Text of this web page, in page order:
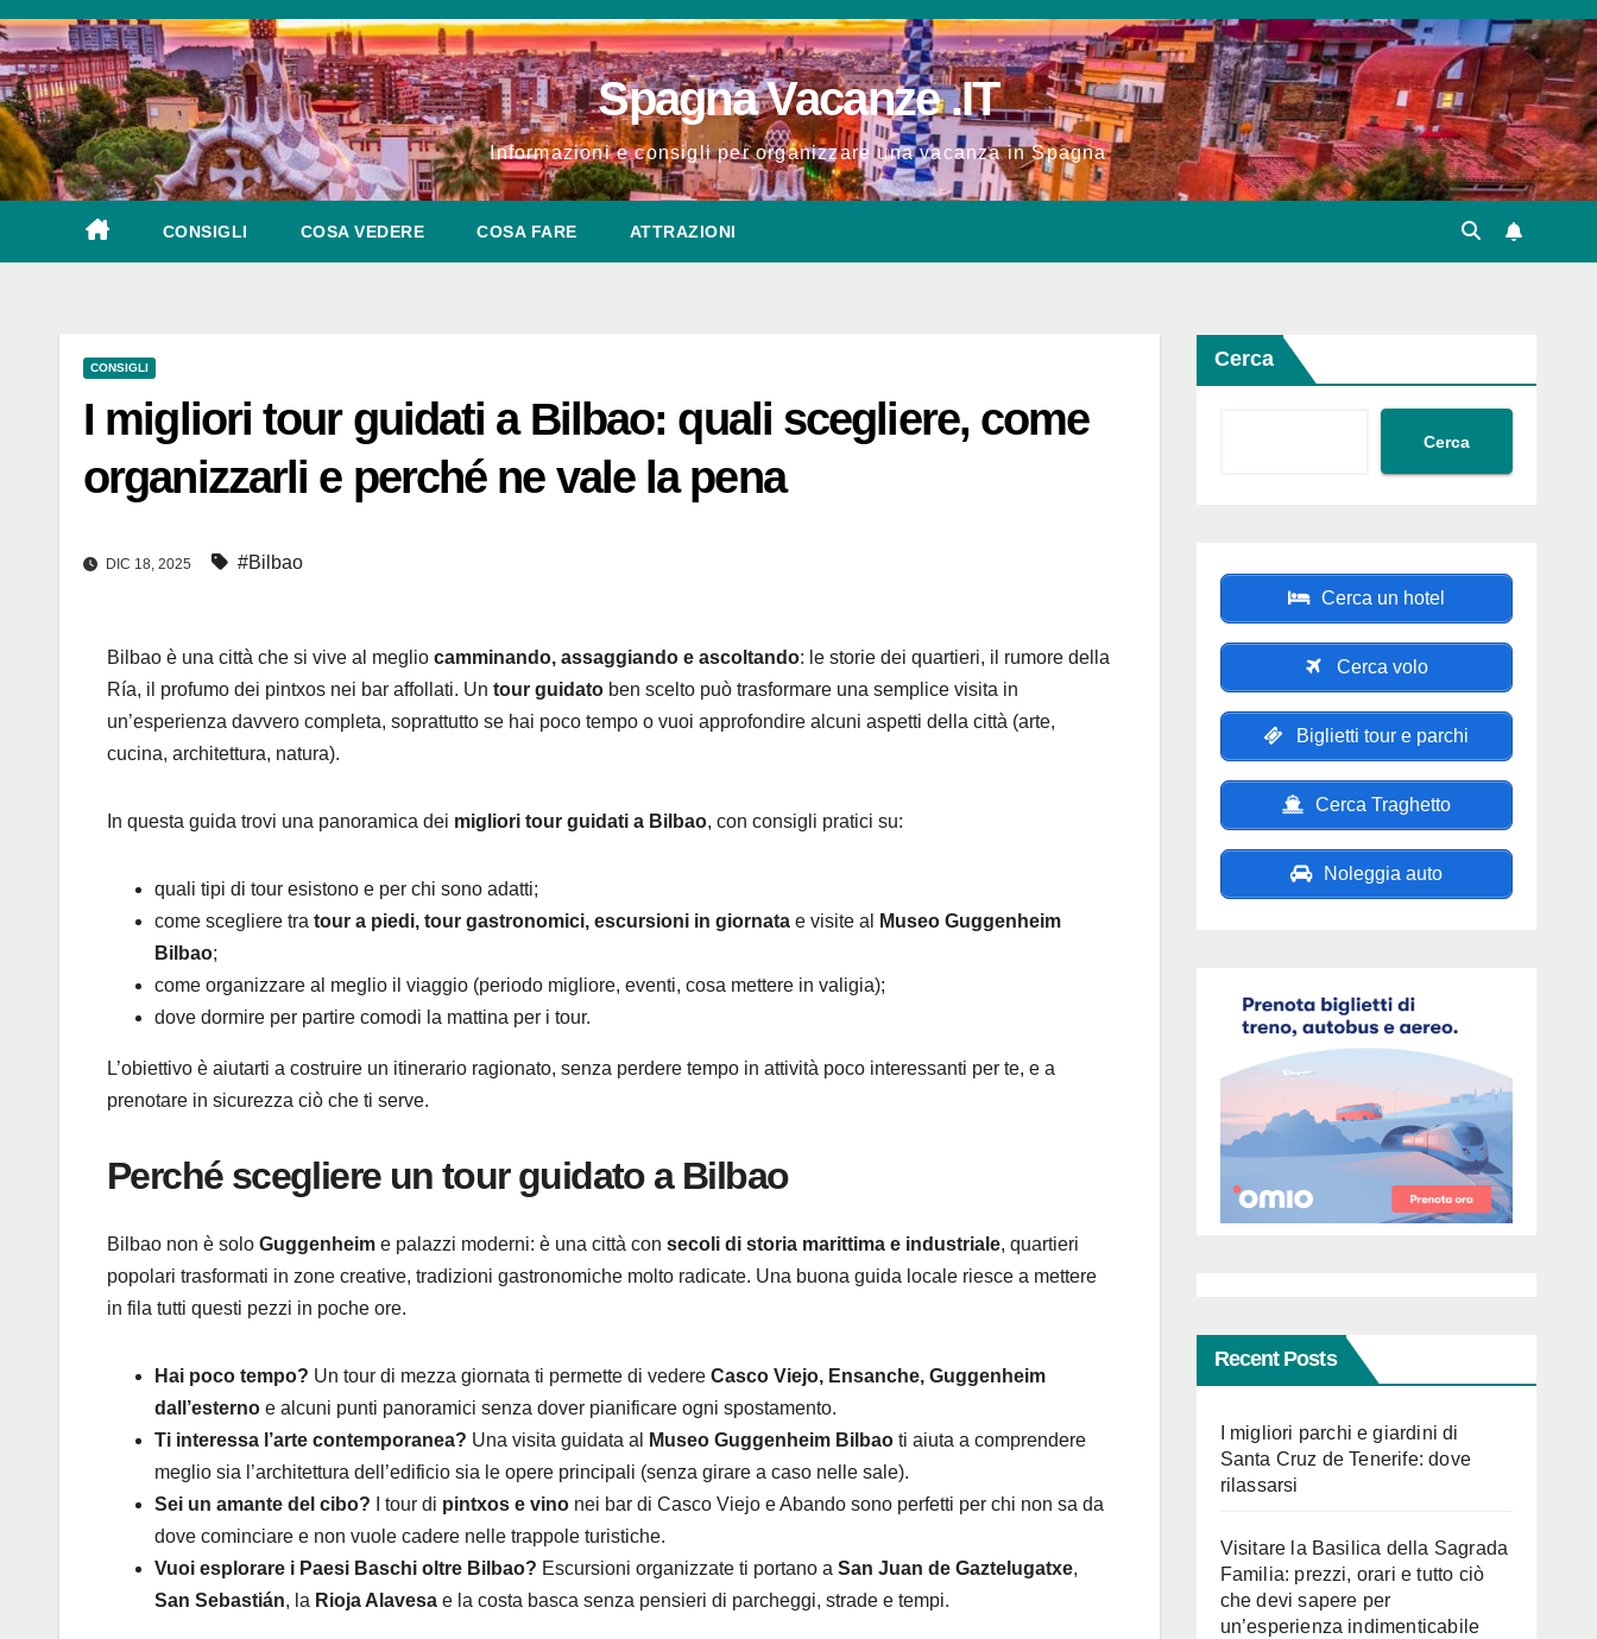
Salta
al
contenuto
Spagna Vacanze .IT
Informazioni e consigli per organizzare una vacanza in Spagna
CONSIGLI COSA VEDERE COSA FARE ATTRAZIONI
CONSIGLI
I migliori tour guidati a Bilbao: quali scegliere, come
organizzarli e perché ne vale la pena
DIC 18, 2025 #Bilbao
Bilbao è una città che si vive al meglio camminando, assaggiando e ascoltando: le storie dei quartieri, il rumore della
Ría, il profumo dei pintxos nei bar affollati. Un tour guidato ben scelto può trasformare una semplice visita in
un’esperienza davvero completa, soprattutto se hai poco tempo o vuoi approfondire alcuni aspetti della città (arte,
cucina, architettura, natura).
In questa guida trovi una panoramica dei migliori tour guidati a Bilbao, con consigli pratici su:
quali tipi di tour esistono e per chi sono adatti;
come scegliere tra tour a piedi, tour gastronomici, escursioni in giornata e visite al
Museo Guggenheim
Bilbao;
come organizzare al meglio il viaggio (periodo migliore, eventi, cosa mettere in valigia);
dove dormire per partire comodi la mattina per i tour.
L’obiettivo è aiutarti a costruire un itinerario ragionato, senza perdere tempo in attività poco interessanti per te, e a
prenotare in sicurezza ciò che ti serve.
Perché scegliere un tour guidato a Bilbao
Bilbao non è solo Guggenheim e palazzi moderni: è una città con secoli di storia marittima e industriale, quartieri
popolari trasformati in zone creative, tradizioni gastronomiche molto radicate. Una buona guida locale riesce a mettere
in fila tutti questi pezzi in poche ore.
Hai poco tempo? Un tour di mezza giornata ti permette di vedere Casco Viejo, Ensanche, Guggenheim
dall’esterno e alcuni punti panoramici senza dover pianificare ogni spostamento.
Ti interessa l’arte contemporanea? Una visita guidata al Museo Guggenheim Bilbao ti aiuta a comprendere
meglio sia l’architettura dell’edificio sia le opere principali (senza girare a caso nelle sale).
Sei un amante del cibo? I tour di pintxos e vino nei bar di Casco Viejo e Abando sono perfetti per chi non sa da
dove cominciare e non vuole cadere nelle trappole turistiche.
Vuoi esplorare i Paesi Baschi oltre Bilbao? Escursioni organizzate ti portano a San Juan de Gaztelugatxe,
San Sebastián, la Rioja Alavesa e la costa basca senza pensieri di parcheggi, strade e tempi.
Cerca
Cerca
Cerca un hotel
Cerca volo
Biglietti tour e parchi
Cerca Traghetto
Noleggia auto
Recent Posts
I migliori parchi e giardini di
Santa Cruz de Tenerife: dove
rilassarsi
Visitare la Basilica della Sagrada
Familia: prezzi, orari e tutto ciò
che devi sapere per
un’esperienza indimenticabile